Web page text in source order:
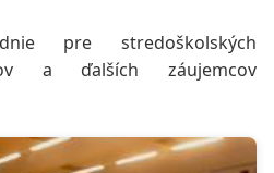
pre stredoškolských
a ďalších záujemcov